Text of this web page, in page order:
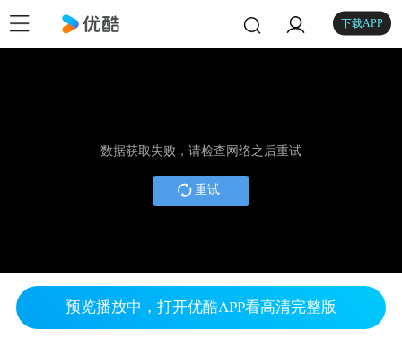
下载APP
数据获取失败，请检查网络之后重试
重试
预览播放中，打开优酷APP看高清完整版